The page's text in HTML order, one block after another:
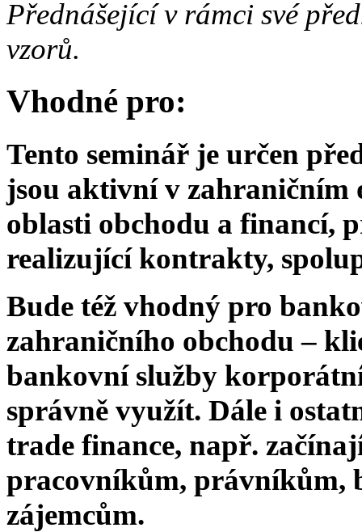
Přednášející v rámci své
vzorů.
Vhodné pro:
Tento seminář je určen
jsou aktivní v zahraničním
oblasti obchodu a financí,
realizující kontrakty,
Bude též vhodný pro
zahraničního obchodu –
bankovní služby
správně využít. Dále i
trade finance, např.
pracovníkům, právníkům,
zájemcům.